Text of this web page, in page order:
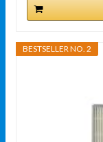
BESTSELLER NO. 2